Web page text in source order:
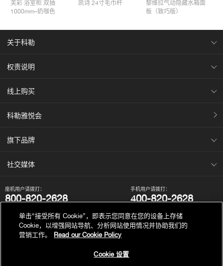
芙彩 浴室柜 双抽
1000mm–奶咖色
凯诗 24寸毛巾杆​
黎维拉气动隐藏水箱面
板（致巧版）
关于科勒
权责说明
线上购买
科勒雅悦会
旗下品牌
社交媒体
座机用户请拨打：
800-820-2628
手机用户请拨打：
400-820-2628
我们的电话服务时间为：
周一至周日，上午8点至晚上10点（法定节假日除外）。
单击“接受所有 Cookie”，即表示您同意在您的设备上存储
Cookie，以增强网站导航、分析网站使用情况并协助我们的
营销工作。
Read our Cookie Policy
Cookie 设置